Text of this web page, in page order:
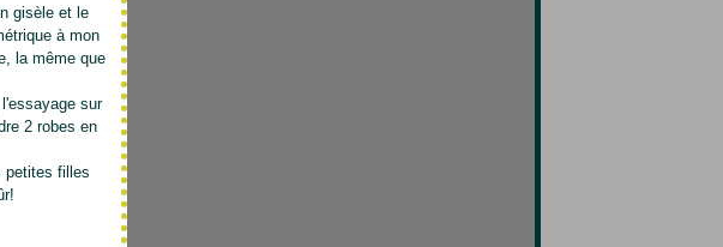
gisèle et le
à mon
la même que
sur
2 robes en
petites filles